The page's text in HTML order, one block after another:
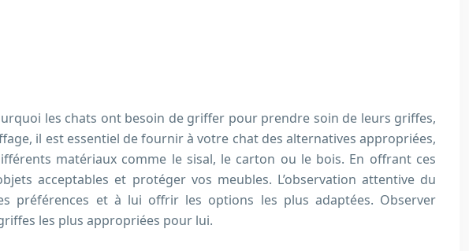
les chats ont besoin de griffer pour prendre soin de leurs griffes,
il est essentiel de fournir à votre chat des alternatives appropriées,
matériaux comme le sisal, le carton ou le bois. En offrant ces
acceptables et protéger vos meubles. L’observation attentive du
préférences et à lui offrir les options les plus adaptées. Observer
les plus appropriées pour lui.